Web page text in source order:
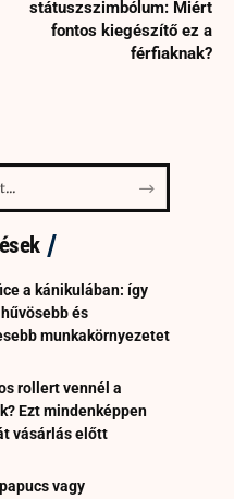
státuszszimbólum: Miért
fontos kiegészítő ez a
férfiaknak?
a kánikulában: így
és
munkakörnyezetet
rollert vennél a
Ezt mindenképpen
vásárlás előtt
vagy